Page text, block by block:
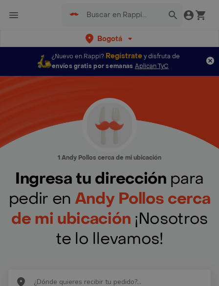
Bogotá
¿Nuevo en Rappi? Regístratey disfruta de
envíos gratis por semanas Aplican TyC
1 Andy Pollos cerca de mi ubicación
Ingresa tu dirección para
pedir en Andy Pollos cerca
de mi ubicación ¡Nosotros
te lo llevamos!